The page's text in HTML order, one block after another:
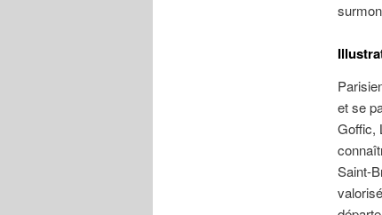
et se
Goffic,
Saint-